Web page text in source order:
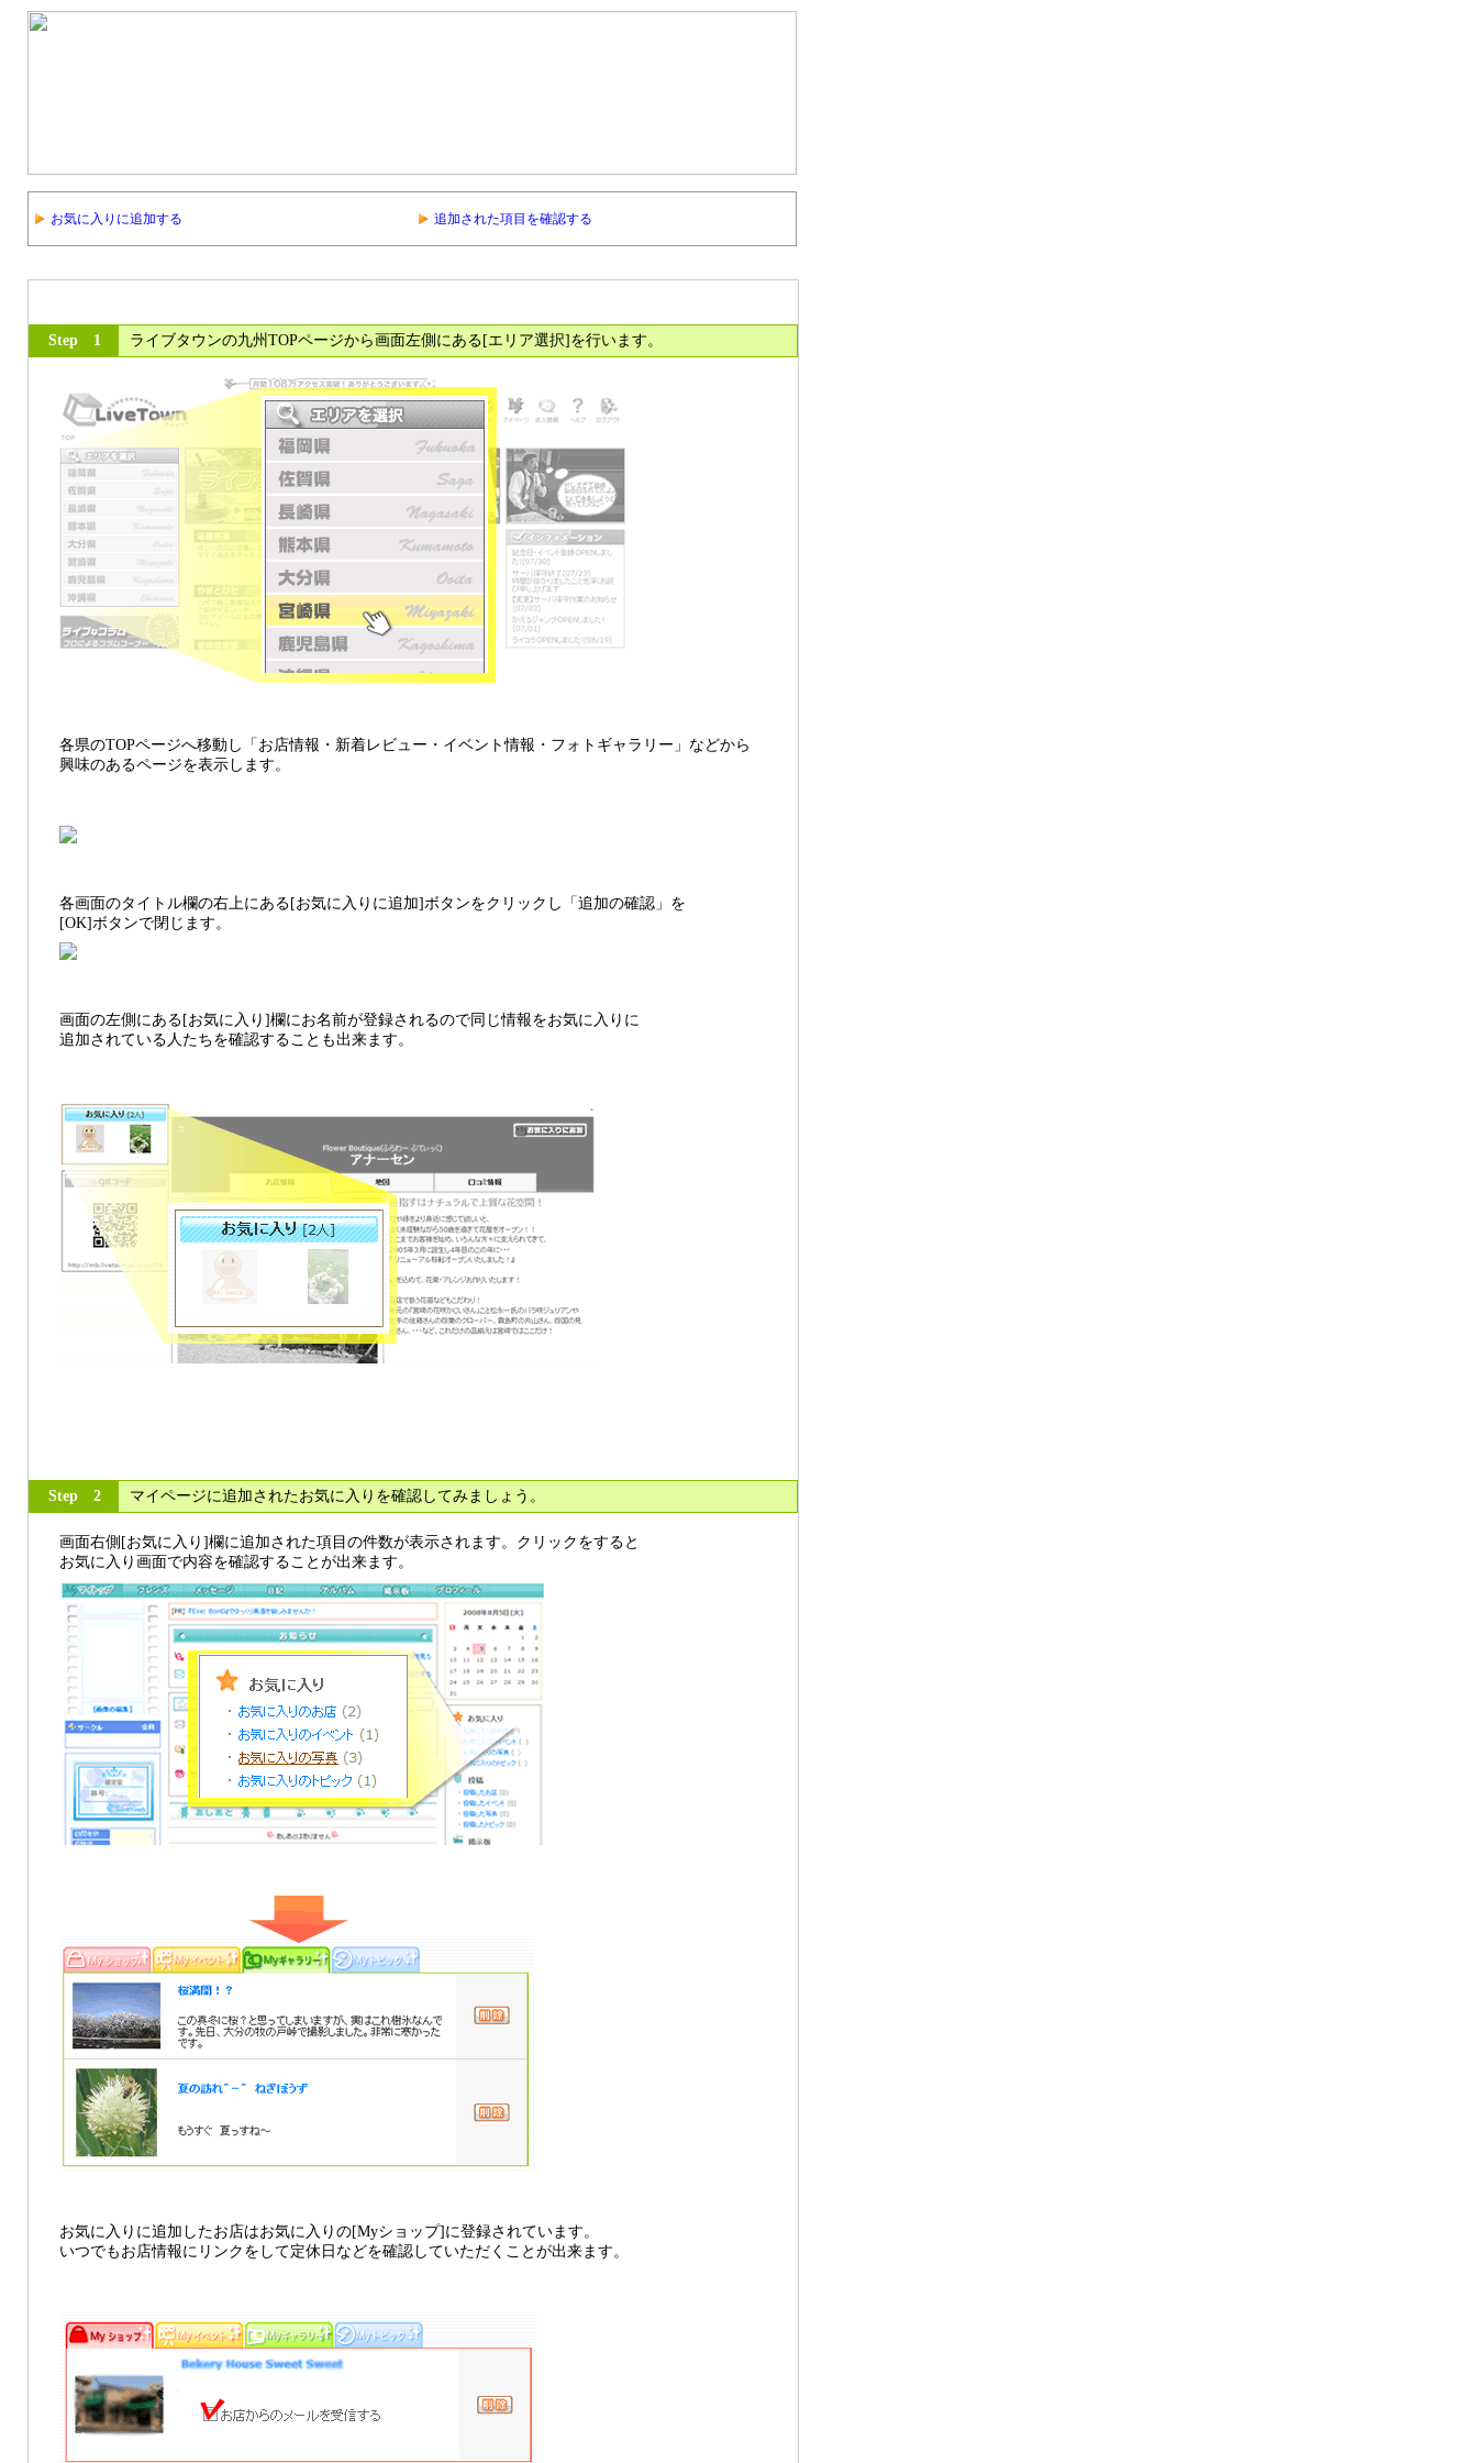
お気に入りに追加する 追加された項目を確認する
Step 1 ライブタウンの九州TOPページから画面左側にある[エリア選択]を行います。
各県のTOPページへ移動し「お店情報・新着レビュー・イベント情報・フォトギャラリー」などから
興味のあるページを表示します。
各画面のタイトル欄の右上にある[お気に入りに追加]ボタンをクリックし「追加の確認」を
[OK]ボタンで閉じます。
画面の左側にある[お気に入り]欄にお名前が登録されるので同じ情報をお気に入りに
追加されている人たちを確認することも出来ます。
Step 2 マイページに追加されたお気に入りを確認してみましょう。
画面右側[お気に入り]欄に追加された項目の件数が表示されます。クリックをすると
お気に入り画面で内容を確認することが出来ます。
お気に入りに追加したお店はお気に入りの[Myショップ]に登録されています。
いつでもお店情報にリンクをして定休日などを確認していただくことが出来ます。